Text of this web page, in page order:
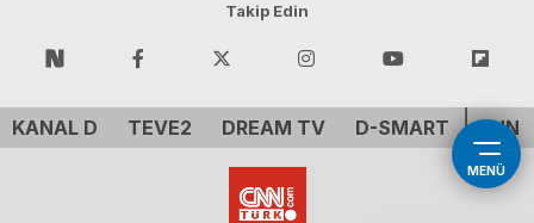
MENÜ
Takip Edin
KANAL D TEVE2 DREAM TV D-SMART CNN